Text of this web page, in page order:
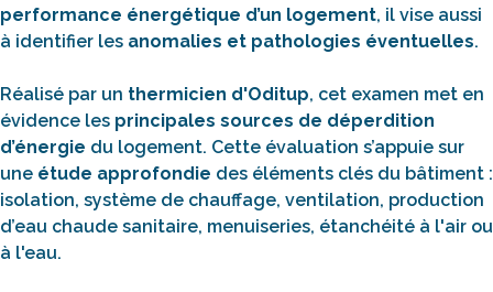
performance énergétique d’un logement, il vise aussi
à identifier les anomalies et pathologies éventuelles.
Réalisé par un thermicien d'Oditup, cet examen met en
évidence les principales sources de déperdition
d’énergie du logement. Cette évaluation s’appuie sur
une étude approfondie des éléments clés du bâtiment :
isolation, système de chauffage, ventilation, production
d’eau chaude sanitaire, menuiseries, étanchéité à l'air ou
à l'eau.